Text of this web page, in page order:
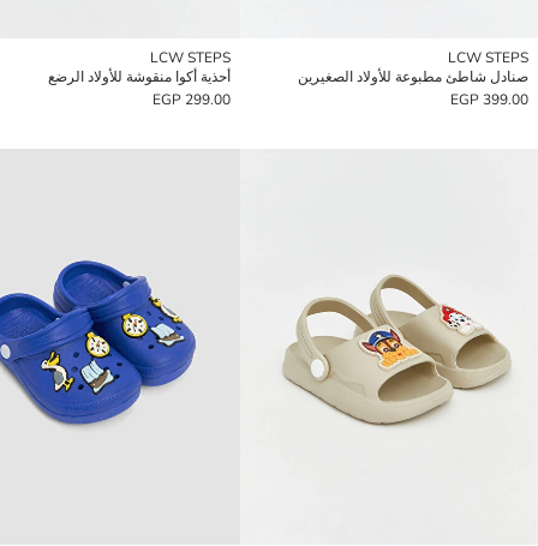
LCW STEPS
صنادل شاطئ مطبوعة للأولاد الصغيرين
399.00 EGP
LCW STEPS
أحذية أكوا منقوشة للأولاد الرضع
299.00 EGP